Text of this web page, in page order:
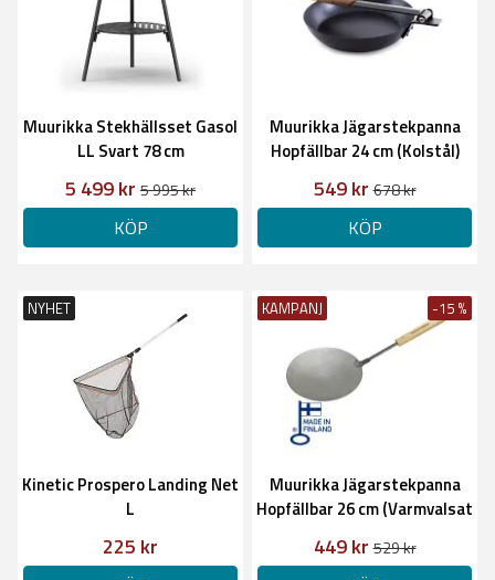
Muurikka Stekhällsset Gasol
LL Svart 78 cm
5 499 kr 5 995 kr
KÖP
Muurikka Jägarstekpanna
Hopfällbar 24 cm (Kolstål)
549 kr678 kr
KÖP
NYHET
Kinetic Prospero Landing Net
L
225 kr
KAMPANJ -15 %
Muurikka Jägarstekpanna
Hopfällbar 26 cm (Varmvalsat
449 kr529 kr